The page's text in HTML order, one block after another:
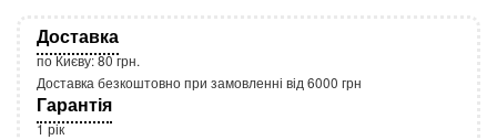
Доставка
по Києву: 80 грн.
Доставка безкоштовно при замовленні від 6000 грн
Гарантія
1 рік